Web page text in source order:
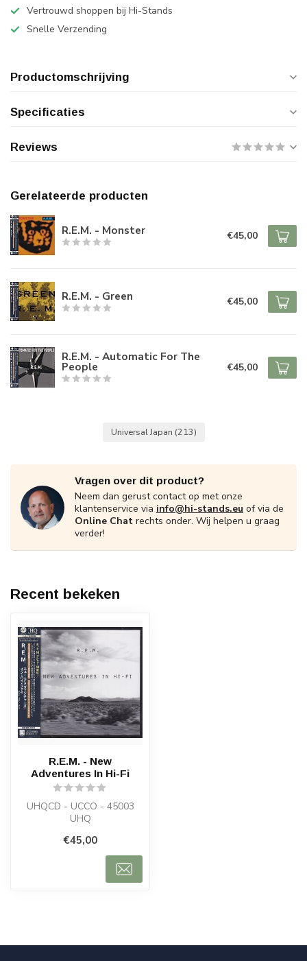
Vertrouwd shoppen bij Hi-Stands
Snelle Verzending
Productomschrijving
Specificaties
Reviews
Gerelateerde producten
R.E.M. - Monster €45,00
R.E.M. - Green €45,00
R.E.M. - Automatic For The
People €45,00
Universal Japan (213)
Vragen over dit product?
Neem dan gerust contact op met onze
klantenservice via info@hi-stands.eu of via de
Online Chat rechts onder. Wij helpen u graag
verder!
Recent bekeken
R.E.M. - New
Adventures In Hi-Fi
UHQCD - UCCO - 45003
UHQ
€45,00